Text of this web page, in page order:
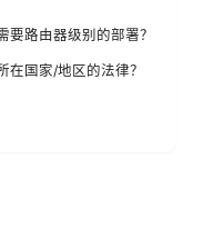
要路由器级别的部署？
在国家/地区的法律？